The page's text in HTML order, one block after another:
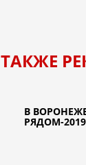
ТАКЖЕ
В
РЯДОМ-